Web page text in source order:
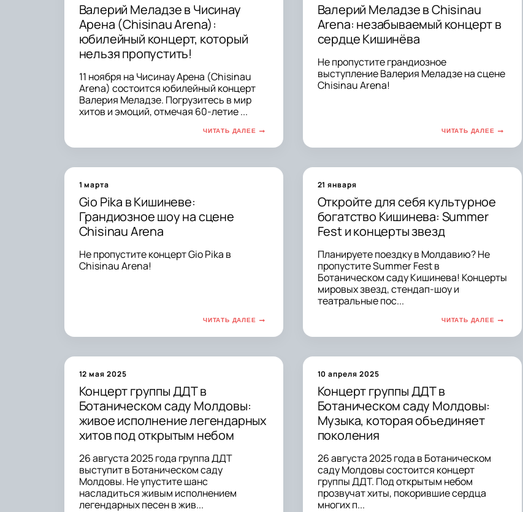
Валерий Меладзе в Чисинау
Арена (Chisinau Arena):
юбилейный концерт, который
нельзя пропустить!
11 ноября на Чисинау Арена (Chisinau
Arena) состоится юбилейный концерт
Валерия Меладзе. Погрузитесь в мир
хитов и эмоций, отмечая 60-летие ...
ЧИТАТЬ ДАЛЕЕ
Валерий Меладзе в Chisinau
Arena: незабываемый концерт в
сердце Кишинёва
Не пропустите грандиозное
выступление Валерия Меладзе на сцене
Chisinau Arena!
ЧИТАТЬ ДАЛЕЕ
1 марта
Gio Pika в Кишиневе:
Грандиозное шоу на сцене
Chisinau Arena
Не пропустите концерт Gio Pika в
Chisinau Arena!
ЧИТАТЬ ДАЛЕЕ
21 января
Откройте для себя культурное
богатство Кишинева: Summer
Fest и концерты звезд
Планируете поездку в Молдавию? Не
пропустите Summer Fest в
Ботаническом саду Кишинева! Концерты
мировых звезд, стендап-шоу и
театральные пос...
ЧИТАТЬ ДАЛЕЕ
12 мая 2025
Концерт группы ДДТ в
Ботаническом саду Молдовы:
живое исполнение легендарных
хитов под открытым небом
26 августа 2025 года группа ДДТ
выступит в Ботаническом саду
Молдовы. Не упустите шанс
насладиться живым исполнением
легендарных песен в жив...
10 апреля 2025
Концерт группы ДДТ в
Ботаническом саду Молдовы:
Музыка, которая объединяет
поколения
26 августа 2025 года в Ботаническом
саду Молдовы состоится концерт
группы ДДТ. Под открытым небом
прозвучат хиты, покорившие сердца
многих п...